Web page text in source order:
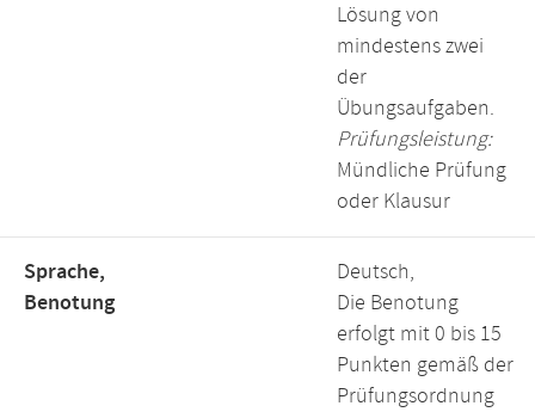
Lösung von
mindestens zwei
der
Übungsaufgaben.
Prüfungsleistung:
Mündliche Prüfung
oder Klausur
Sprache,
Benotung
Deutsch,
Die Benotung
erfolgt mit 0 bis 15
Punkten gemäß der
Prüfungsordnung